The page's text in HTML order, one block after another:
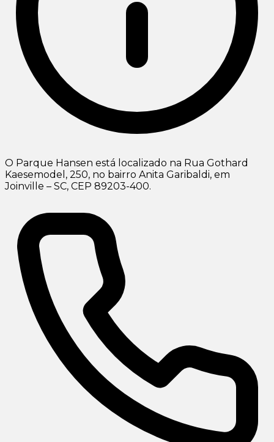
O Parque Hansen está localizado na Rua Gothard
Kaesemodel, 250, no bairro Anita Garibaldi, em
Joinville – SC, CEP 89203-400.